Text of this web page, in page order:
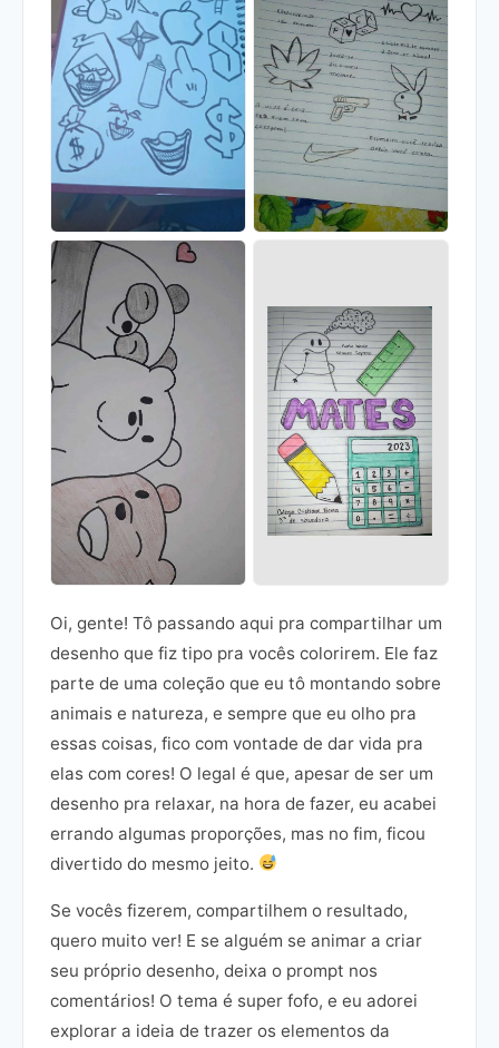
Oi, gente! Tô passando aqui pra compartilhar um
desenho que fiz tipo pra vocês colorirem. Ele faz
parte de uma coleção que eu tô montando sobre
animais e natureza, e sempre que eu olho pra
essas coisas, fico com vontade de dar vida pra
elas com cores! O legal é que, apesar de ser um
desenho pra relaxar, na hora de fazer, eu acabei
errando algumas proporções, mas no fim, ficou
divertido do mesmo jeito.
Se vocês fizerem, compartilhem o resultado,
quero muito ver! E se alguém se animar a criar
seu próprio desenho, deixa o prompt nos
comentários! O tema é super fofo, e eu adorei
explorar a ideia de trazer os elementos da